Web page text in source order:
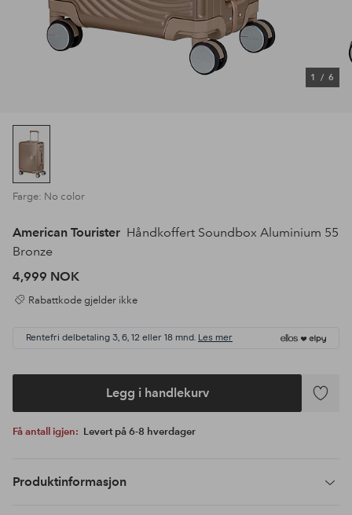
1 / 6
Farge: No color
American Tourister Håndkoffert Soundbox Aluminium 55
Bronze
4,999 NOK
Rabattkode gjelder ikke
Rentefri delbetaling 3, 6, 12 eller 18 mnd. Les mer
Legg i handlekurv
Legg
Få antall igjen: Levert på 6-8 hverdager
Produktinformasjon